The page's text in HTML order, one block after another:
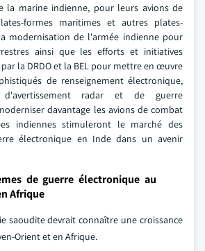
la marine indienne, pour leurs avions de
formes maritimes et autres plates-
modernisation de l'armée indienne pour
ainsi que les efforts et initiatives
la DRDO et la BEL pour mettre en œuvre
de renseignement électronique,
radar et de guerre
davantage les avions de combat
indiennes stimuleront le marché des
électronique en Inde dans un avenir
de guerre électronique au
Afrique
saoudite devrait connaître une croissance
Orient et en Afrique.